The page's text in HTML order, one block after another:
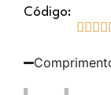
Código:
